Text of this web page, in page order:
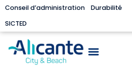
Conseil d’administration
Durabilité
SICTED